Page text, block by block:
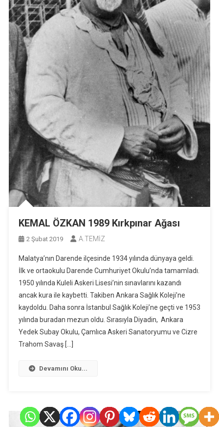
KEMAL ÖZKAN 1989 Kırkpınar Ağası
2 Şubat 2019 A.TEMİZ
Malatya’nın Darende ilçesinde 1934 yılında dünyaya geldi.
İlk ve ortaokulu Darende Cumhuriyet Okulu’nda tamamladı.
1950 yılında Kuleli Askeri Lisesi’nin sınavlarını kazandı
ancak kura ile kaybetti. Takiben Ankara Sağlık Koleji’ne
kaydoldu. Daha sonra İstanbul Sağlık Koleji’ne geçti ve 1953
yılında buradan mezun oldu. Sırasıyla Diyadin, Ankara
Yedek Subay Okulu, Çamlıca Askeri Sanatoryumu ve Cizre
Trahom Savaş […]
Devamını Oku...